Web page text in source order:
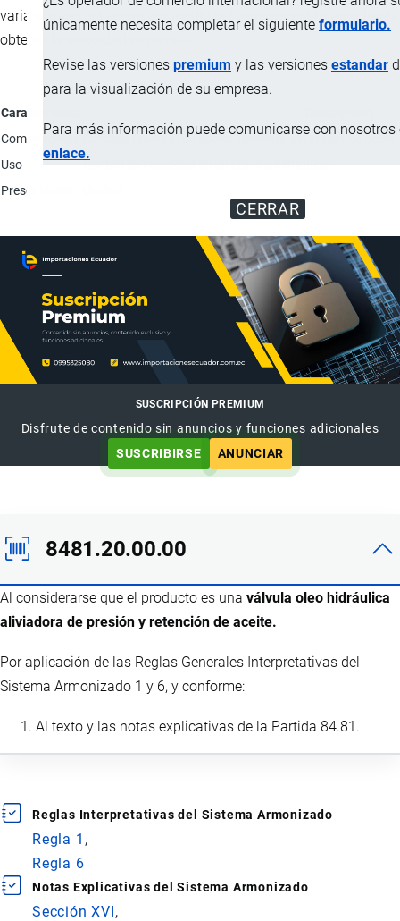
únicamente necesita completar el siguiente formulario.
Revise las versiones premium y las versiones estandar
para la visualización de su empresa.
Para más información puede comunicarse con nosotros
enlace.
CERRAR
varia el paso del aceite por medio del elemento obturador hasta
obtener la velocidad requerida.
Característica
Componentes Carcasa (cuerpo) de acero; Elemento obturador de
Uso
Control de velocidad de un cilindro hidráulico.
Presentación
SUSCRIPCIÓN PREMIUM
Disfrute de contenido sin anuncios y funciones adicionales
SUSCRIBIRSE
ANUNCIAR
8481.20.00.00
Al considerarse que el producto es una válvula oleo hidráulica
aliviadora de presión y retención de aceite.
Por aplicación de las Reglas Generales Interpretativas del
Sistema Armonizado 1 y 6, y conforme:
Al texto y las notas explicativas de la Partida 84.81.
Reglas Interpretativas del Sistema Armonizado
Regla 1
Regla 6
Notas Explicativas del Sistema Armonizado
Sección XVI